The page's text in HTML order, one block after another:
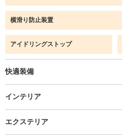
横滑り防止装置
アイドリングストップ
快適装備
インテリア
エクステリア